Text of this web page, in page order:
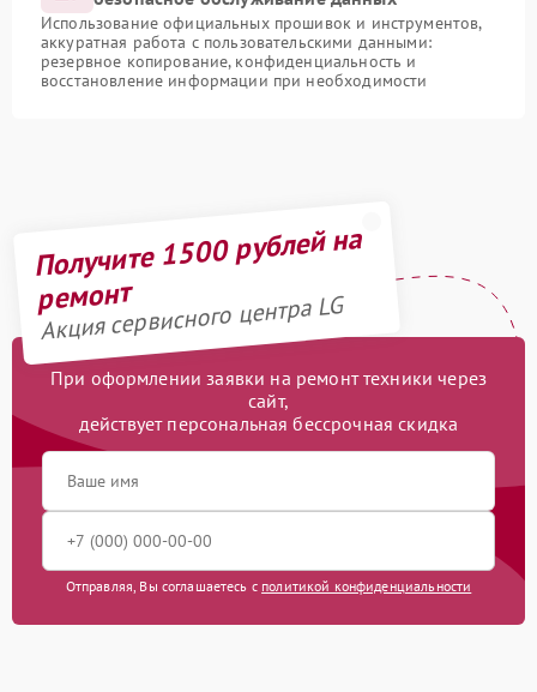
Использование официальных прошивок и инструментов,
аккуратная работа с пользовательскими данными:
резервное копирование, конфиденциальность и
восстановление информации при необходимости
Получите 1500 рублей на
ремонт
Акция сервисного центра LG
При оформлении заявки на ремонт техники через
сайт,
действует персональная бессрочная скидка
Отправляя, Вы соглашаетесь с политикой конфиденциальности